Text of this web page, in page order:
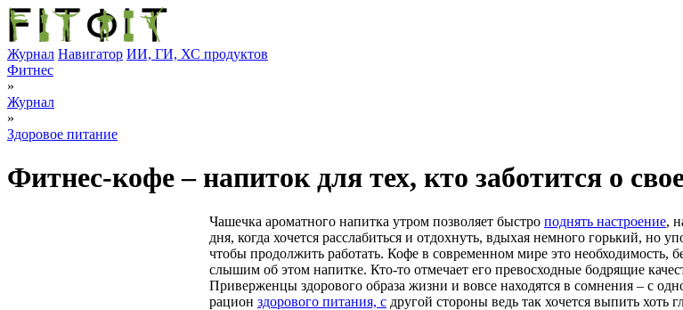
Журнал Навигатор ИИ, ГИ, ХС продуктов
Фитнес
»
Журнал
»
Здоровое питание
Фитнес-кофе – напиток для тех, кто заботится о
Чашечка ароматного напитка утром позволяет быстро поднять настроение,
дня, когда хочется расслабиться и отдохнуть, вдыхая немного горький, но
чтобы продолжить работать. Кофе в современном мире это необходимость,
слышим об этом напитке. Кто-то отмечает его превосходные бодрящие
Приверженцы здорового образа жизни и вовсе находятся в сомнения – с
рацион здорового питания, с другой стороны ведь так хочется выпить хоть